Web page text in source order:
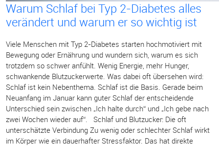
Warum Schlaf bei Typ 2-Diabetes alles
verändert und warum er so wichtig ist
Viele Menschen mit Typ 2-Diabetes starten hochmotiviert mit
Bewegung oder Ernährung und wundern sich, warum es sich
trotzdem so schwer anfühlt. Wenig Energie, mehr Hunger,
schwankende Blutzuckerwerte. Was dabei oft übersehen wird:
Schlaf ist kein Nebenthema. Schlaf ist die Basis. Gerade beim
Neuanfang im Januar kann guter Schlaf der entscheidende
Unterschied sein zwischen „Ich halte durch“ und „Ich gebe nach
zwei Wochen wieder auf“. Schlaf und Blutzucker: Die oft
unterschätzte Verbindung Zu wenig oder schlechter Schlaf wirkt
im Körper wie ein dauerhafter Stressfaktor. Das hat direkte